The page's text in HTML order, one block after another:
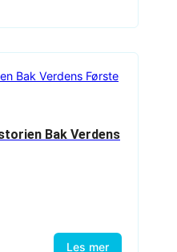
Bak Verdens
Les mer